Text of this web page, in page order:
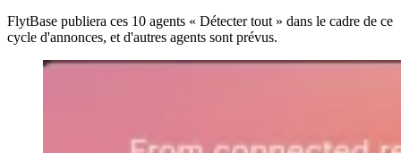
FlytBase publiera ces 10 agents « Détecter tout » dans le cadre de ce
cycle d'annonces, et d'autres agents sont prévus.